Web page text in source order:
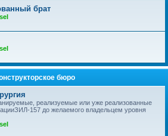
брат
бюро
реализуемые или уже реализованные
157 до желаемого владельцем уровня